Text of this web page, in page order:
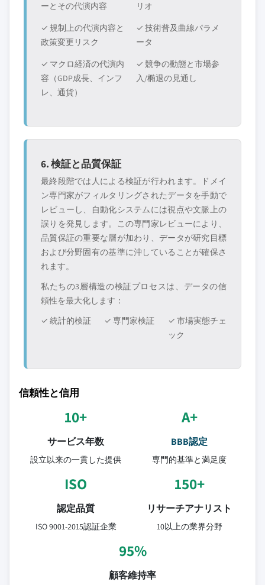
ーとその代演内容
リオ
✓ 規制上の代演内容と
政策変更リスク
✓ 技術普及曲線パラメ
ータ
✓ マクロ経済の代演内
容（GDP成長、インフ
レ、通貨）
✓ 競争の動態と市場参
入/椭退の見通し
6. 検証と品質保証
最終段階では人による検証が行われます。ドメイ
ン専門家がフィルタリングされたデータを手動で
レビューし、自動化システムには視点や文脈上の
誤りを発見します。この専門家レビューにより、
品質保証の重要な層が加わり、データが研究目標
および分野固有の基準に沖していることが確保さ
れます。
私たちの3層構造の検証プロセスは、データの信
頼性を最大化します：
✓ 統計的検証
✓ 専門家検証
✓ 市場実態チェ
ック
信頼性と信用
10+
サービス年数
設立以来の一貫した提供
A+
BBB認定
専門的基準と満足度
ISO
認定品質
ISO 9001-2015認証企業
150+
リサーチアナリスト
10以上の業界分野
95%
顧客維持率